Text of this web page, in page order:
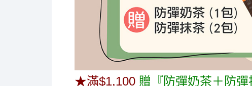
★滿$1,100 贈『防彈奶茶＋防彈